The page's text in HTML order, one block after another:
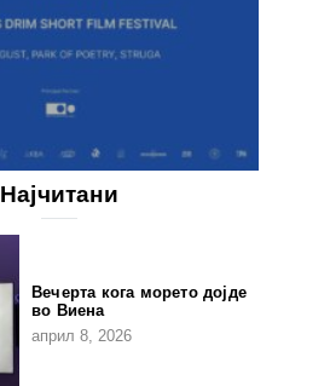
Најчитани
Вечерта кога морето дојде
во Виена
април 8, 2026